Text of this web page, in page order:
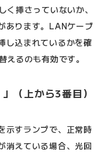
挿さっていないか、
あります。LANケーブ
し込まれているかを確
るのも有効です。
（上から3番目）
示すランプで、正常時
消えている場合、光回